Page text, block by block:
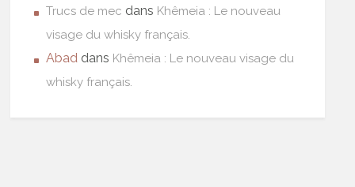
Trucs de mec dans Khêmeia : Le nouveau
visage du whisky français.
Abad dans Khêmeia : Le nouveau visage du
whisky français.